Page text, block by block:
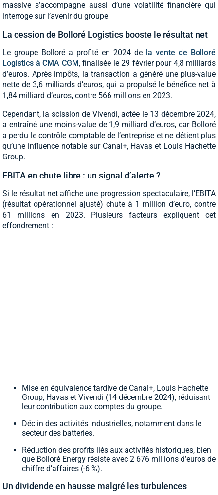
massive s’accompagne aussi d’une volatilité financière qui
interroge sur l’avenir du groupe.
La cession de Bolloré Logistics booste le résultat net
Le groupe Bolloré a profité en 2024 de la vente de Bolloré
Logistics à CMA CGM , finalisée le 29 février pour 4,8 milliards
d’euros. Après impôts, la transaction a généré une plus-value
nette de 3,6 milliards d’euros, qui a propulsé le bénéfice net à
1,84 milliard d’euros, contre 566 millions en 2023.
Cependant, la scission de Vivendi, actée le 13 décembre 2024,
a entraîné une moins-value de 1,9 milliard d’euros, car Bolloré
a perdu le contrôle comptable de l’entreprise et ne détient plus
qu’une influence notable sur Canal+, Havas et Louis Hachette
Group.
EBITA en chute libre : un signal d’alerte ?
Si le résultat net affiche une progression spectaculaire, l’EBITA
(résultat opérationnel ajusté) chute à 1 million d’euro, contre
61 millions en 2023. Plusieurs facteurs expliquent cet
effondrement :
Mise en équivalence tardive de Canal+, Louis Hachette
Group, Havas et Vivendi (14 décembre 2024), réduisant
leur contribution aux comptes du groupe.
Déclin des activités industrielles, notamment dans le
secteur des batteries.
Réduction des profits liés aux activités historiques, bien
que Bolloré Energy résiste avec 2 676 millions d’euros de
chiffre d’affaires (-6 %).
Un dividende en hausse malgré les turbulences